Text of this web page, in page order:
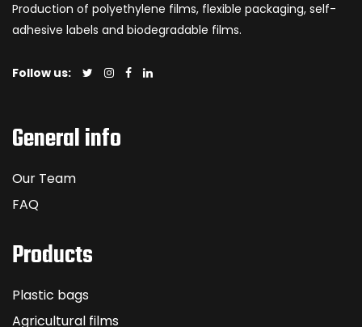
Production of polyethylene films, flexible packaging, self-
adhesive labels and biodegradable films.
Follow us:
General info
Our Team
FAQ
Products
Plastic bags
Agricultural films